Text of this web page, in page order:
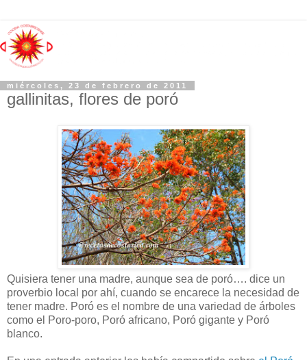
miércoles, 23 de febrero de 2011
gallinitas, flores de poró
Quisiera tener una madre, aunque sea de poró…. dice un
proverbio local por ahí, cuando se encarece la necesidad de
tener madre. Poró es el nombre de una variedad de árboles
como el Poro-poro, Poró africano, Poró gigante y Poró
blanco.